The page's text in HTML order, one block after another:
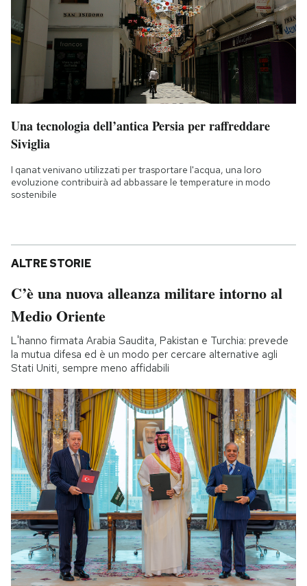
Una tecnologia dell’antica Persia per raffreddare
Siviglia
I qanat venivano utilizzati per trasportare l'acqua, una loro
evoluzione contribuirà ad abbassare le temperature in modo
sostenibile
ALTRE STORIE
C’è una nuova alleanza militare intorno al
Medio Oriente
L'hanno firmata Arabia Saudita, Pakistan e Turchia: prevede
la mutua difesa ed è un modo per cercare alternative agli
Stati Uniti, sempre meno affidabili